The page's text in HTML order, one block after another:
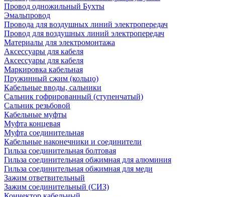
Провод одножильный Бухты
Эмальпровод
Провода для воздушных линий электропередач
Провод для воздушных линий электропередач
Материалы для электромонтажа
Аксессуары для кабеля
Аксессуары для кабеля
Маркировка кабельная
Пружинный сжим (кольцо)
Кабельные вводы, сальники
Сальник гофрированный (ступенчатый)
Сальник резьбовой
Кабельные муфты
Муфта концевая
Муфта соединительная
Кабельные наконечники и соединители
Гильза соединительная болтовая
Гильза соединительная обжимная для алюминия
Гильза соединительная обжимная для меди
Зажим ответвительный
Зажим соединительный (СИЗ)